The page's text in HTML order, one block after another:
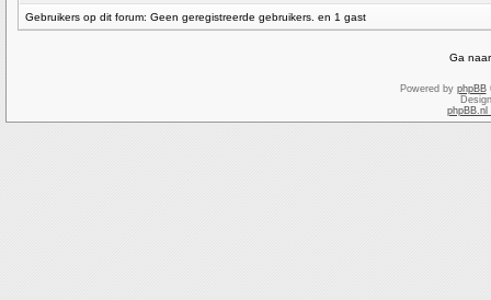
Gebruikers op dit forum: Geen geregistreerde gebruikers. en 1 gast
Ga
Powered by phpBB
phpBB.nl